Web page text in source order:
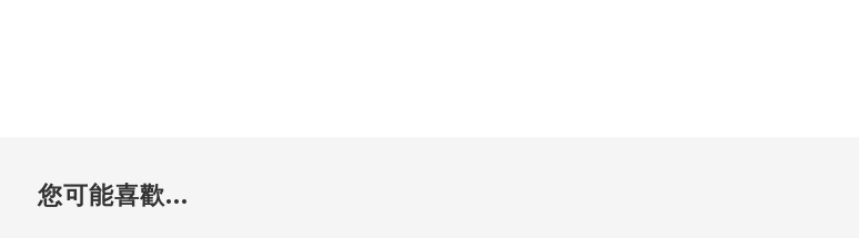
您可能喜歡...